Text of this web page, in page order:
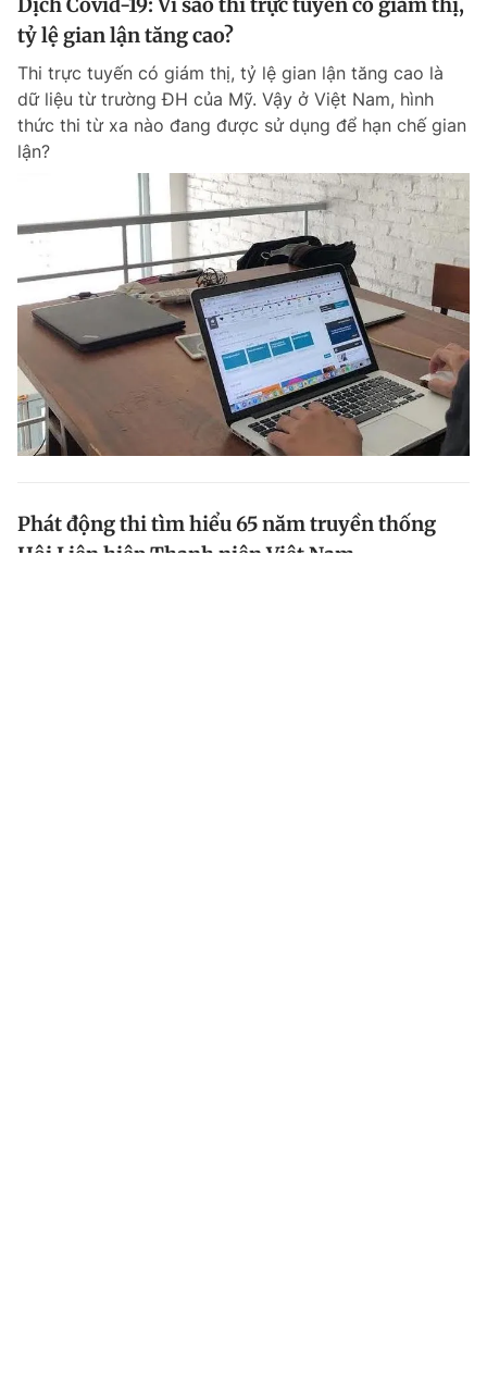
tỷ lệ gian lận tăng cao?
Thi trực tuyến có giám thị, tỷ lệ gian lận tăng cao là
dữ liệu từ trường ĐH của Mỹ. Vậy ở Việt Nam, hình
thức thi từ xa nào đang được sử dụng để hạn chế gian
lận?
Phát động thi tìm hiểu 65 năm truyền thống
Hội Liên hiệp Thanh niên Việt Nam